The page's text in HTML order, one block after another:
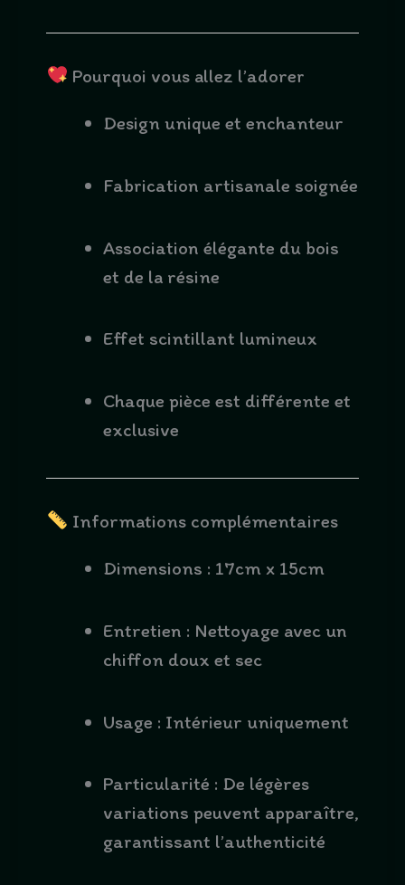
Pourquoi vous allez l’adorer
Design unique et enchanteur
Fabrication artisanale soignée
Association élégante du bois
et de la résine
Effet scintillant lumineux
Chaque pièce est différente et
exclusive
Informations complémentaires
Dimensions : 17cm x 15cm
Entretien : Nettoyage avec un
chiffon doux et sec
Usage : Intérieur uniquement
Particularité : De légères
variations peuvent apparaître,
garantissant l’authenticité